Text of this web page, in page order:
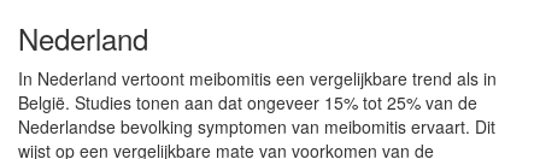
Nederland
In Nederland vertoont meibomitis een vergelijkbare trend als in
België. Studies tonen aan dat ongeveer 15% tot 25% van de
Nederlandse bevolking symptomen van meibomitis ervaart. Dit
wijst op een vergelijkbare mate van voorkomen van de